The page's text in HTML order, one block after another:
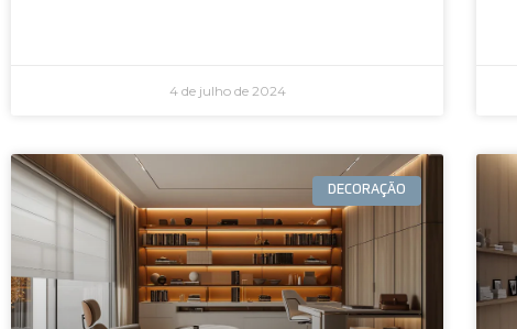
4 de julho de 2024
DECORAÇÃO